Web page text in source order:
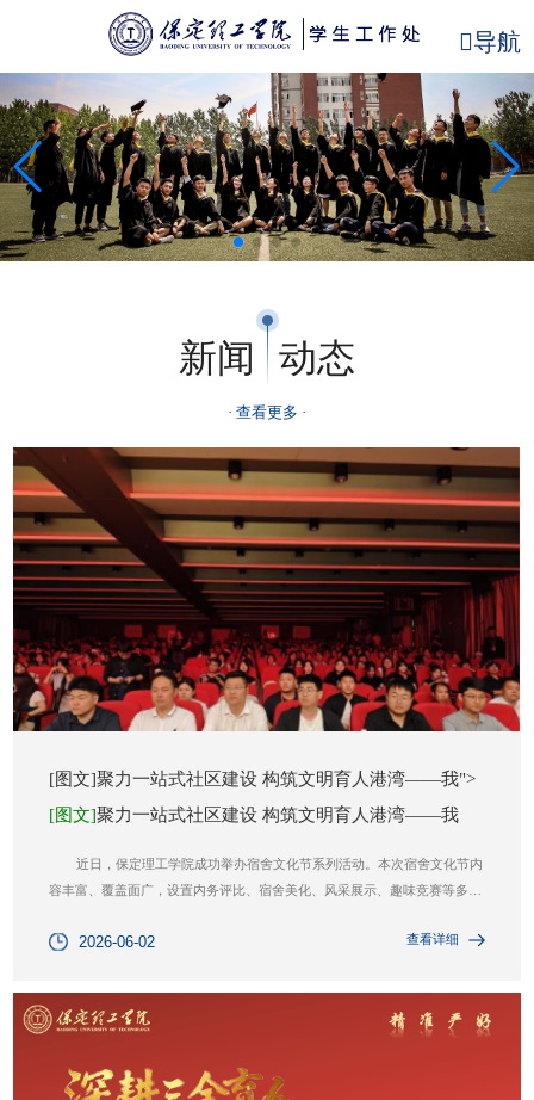
导航
新闻 动态
· 查看更多 ·
[图文]聚力一站式社区建设 构筑文明育人港湾——我">
[图文]聚力一站式社区建设 构筑文明育人港湾——我
近日，保定理工学院成功举办宿舍文化节系列活动。本次宿舍文化节内
容丰富、覆盖面广，设置内务评比、宿舍美化、风采展示、趣味竞赛等多项
优质平台。
2026-06-02 查看详细